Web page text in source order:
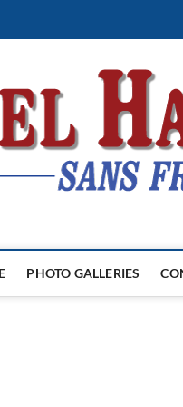
PHOTO GALLERIES